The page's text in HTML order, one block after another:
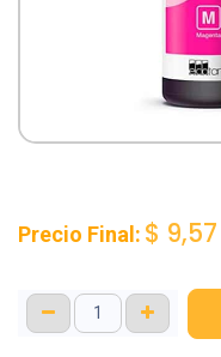
Precio Final: $ 9,57